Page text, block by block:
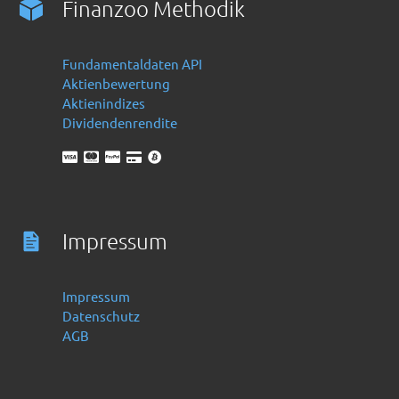
Finanzoo Methodik
Fundamentaldaten API
Aktienbewertung
Aktienindizes
Dividendenrendite
Impressum
Impressum
Datenschutz
AGB